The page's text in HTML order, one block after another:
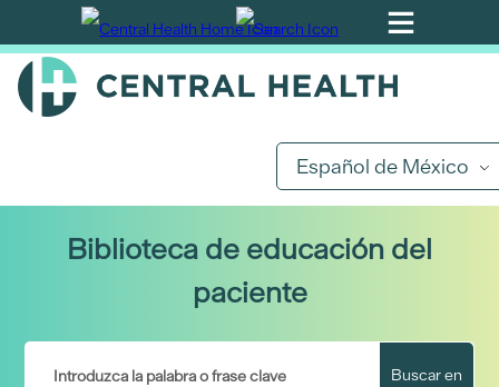
Ir
al
contenido
Español de México
Biblioteca de educación del
paciente
Buscar en